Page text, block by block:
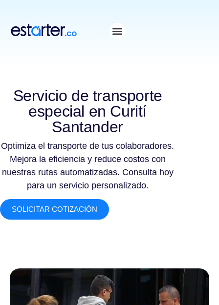
Servicio de transporte
especial en Curití
Santander
Optimiza el transporte de tus colaboradores.
Mejora la eficiencia y reduce costos con
nuestras rutas automatizadas. Consulta hoy
para un servicio personalizado.
SOLICITAR COTIZACIÓN